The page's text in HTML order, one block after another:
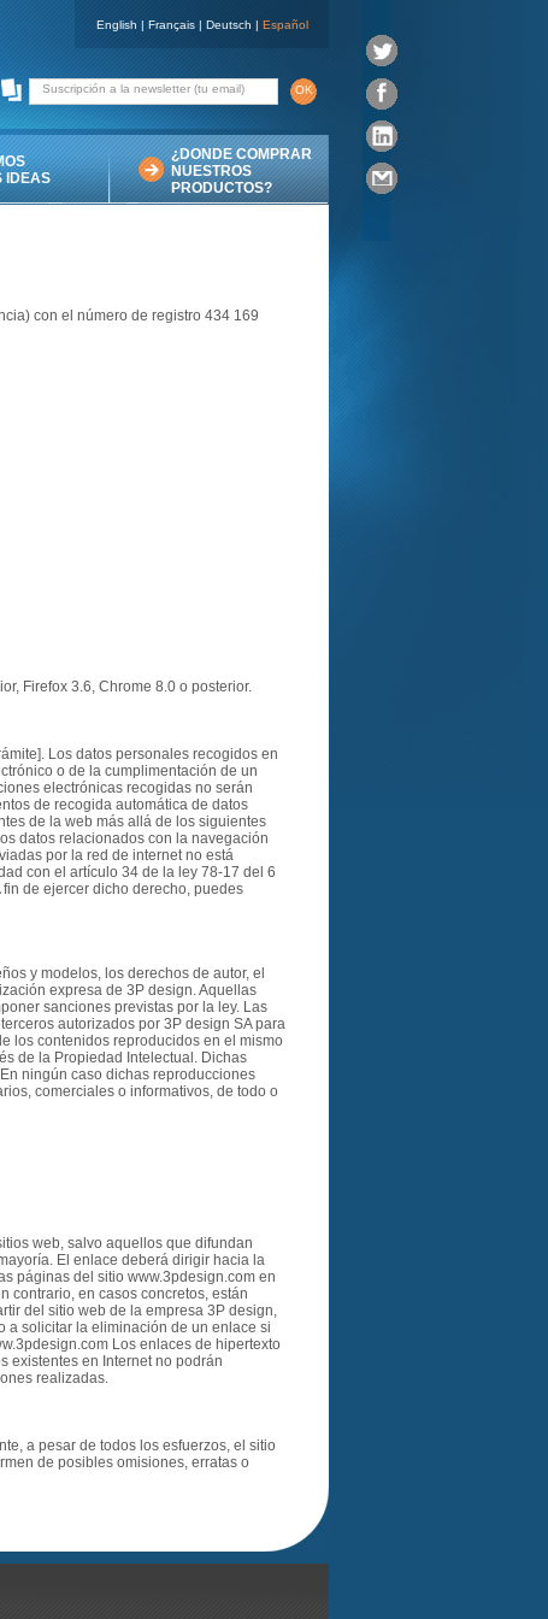
English | Français| Deutsch | Español
Suscripción a la newsletter (tu email)
IDEAS
¿DONDE COMPRAR
NUESTROS
PRODUCTOS?
con el número de registro 434 169
Firefox 3.6, Chrome 8.0 o posterior.
Los datos personales recogidos en
o de la cumplimentación de un
electrónicas recogidas no serán
de recogida automática de datos
de la web más allá de los siguientes
datos relacionados con la navegación
por la red de internet no está
con el artículo 34 de la ley 78-17 del 6
de ejercer dicho derecho, puedes
y modelos, los derechos de autor, el
expresa de 3P design. Aquellas
sanciones previstas por la ley. Las
autorizados por 3P design SA para
los contenidos reproducidos en el mismo
de la Propiedad Intelectual. Dichas
ningún caso dichas reproducciones
comerciales o informativos, de todo o
web, salvo aquellos que difundan
El enlace deberá dirigir hacia la
páginas del sitio www.3pdesign.com en
contrario, en casos concretos, están
del sitio web de la empresa 3P design,
a solicitar la eliminación de un enlace si
Los enlaces de hipertexto
existentes en Internet no podrán
realizadas.
a pesar de todos los esfuerzos, el sitio
de posibles omisiones, erratas o